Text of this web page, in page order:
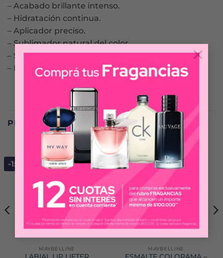
×
– Acabado brillante intenso.
– Hidratación continua.
– Aplicador preciso.
– Sublimador natural del color.
– Sensorial confortable y refrescante.
– Disponible en cuatro tonos.
PRODUCTOS RELACIONADOS
-15%
MAYBELLINE
LABIAL LIP LIFTER
-15%
MAYBELLINE
ESMALTE COLORAMA –